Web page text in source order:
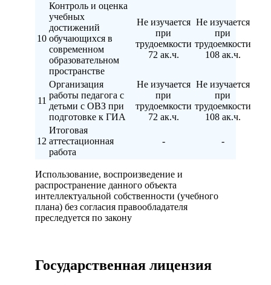
10
Контроль и оценка
учебных
достижений
обучающихся в
современном
образовательном
пространстве
Не изучается
при
трудоемкости
72 ак.ч.
Не изучается
при
трудоемкости
108 ак.ч.
11
Организация
работы педагога с
детьми с ОВЗ при
подготовке к ГИА
Не изучается
при
трудоемкости
72 ак.ч.
Не изучается
при
трудоемкости
108 ак.ч.
12
Итоговая
аттестационная
работа
- -
Использование, воспроизведение и
распространение данного объекта
интеллектуальной собственности (учебного
плана) без согласия правообладателя
преследуется по закону
Государственная лицензия